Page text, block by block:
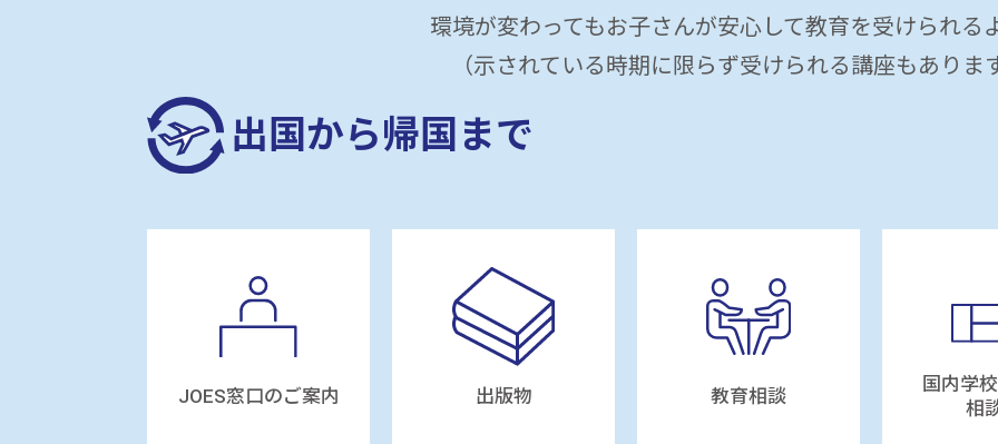
環境が変わってもお子さんが安心して教育を受けられる
（示されている時期に限らず受けられる講座もあります
出国から帰国まで
JOES窓口のご案内 出版物 教育相談
国内学
相